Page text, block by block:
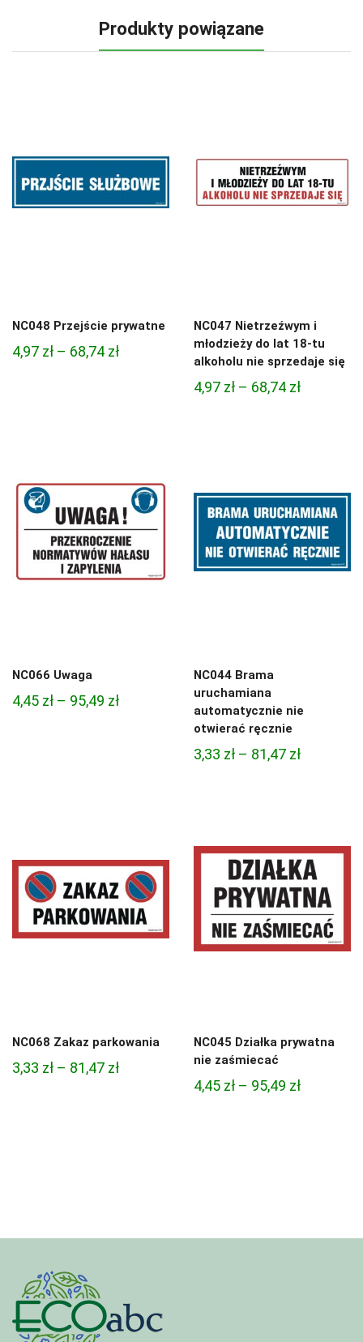
Produkty powiązane
NC048 Przejście prywatne
4,97 zł – 68,74 złZakres
NC047 Nietrzeźwym i
młodzieży do lat 18-tu
alkoholu nie sprzedaje się
4,97 zł – 68,74 złZakres
68,74 zł
NC066 Uwaga
4,45 zł – 95,49 złZakres
NC044 Brama
uruchamiana
automatycznie nie
otwierać ręcznie
3,33 zł – 81,47 złZakres
81,47 zł
NC068 Zakaz parkowania
3,33 zł – 81,47 złZakres
NC045 Działka prywatna
nie zaśmiecać
4,45 zł – 95,49 złZakres